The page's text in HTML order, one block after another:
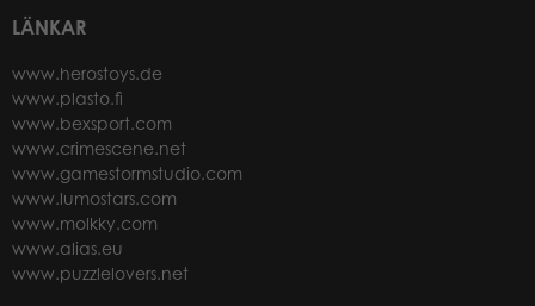
LÄNKAR
www.herostoys.de
www.plasto.fi
www.bexsport.com
www.crimescene.net
www.gamestormstudio.com
www.lumostars.com
www.molkky.com
www.alias.eu
www.puzzlelovers.net